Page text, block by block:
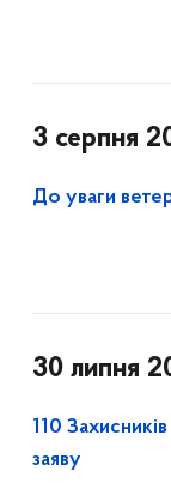
3 серпня
До уваги
30 липня
110
заяву